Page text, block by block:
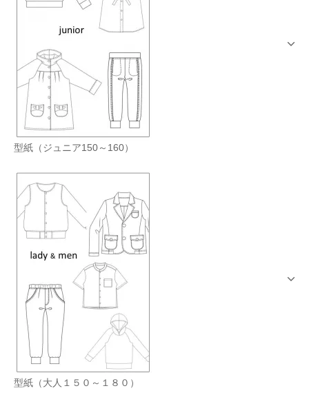
型紙（ジュニア150～160）
型紙（大人１５０～１８０）